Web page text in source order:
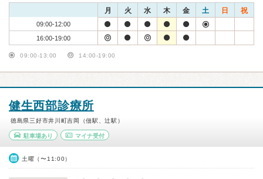
月 火 水 木 金 土 日 祝
09:00-12:00
16:00-19:00
09:00-13:00 14:00-19:00
健生西部診療所
徳島県三好市井川町吉岡（佃駅、辻駅）
駐車場あり マイナ受付
土曜（〜11:00）